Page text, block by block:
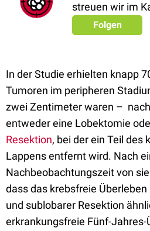
streuen wir im
Folgen
In der Studie erhielten knapp
Tumoren im peripheren
zwei Zentimeter waren –
entweder eine Lobektomie
Resektion, bei der ein Teil des
Lappens entfernt wird. Nach
Nachbeobachtungszeit von
dass das krebsfreie
und sublobarer Resektion
erkrankungsfreie Fünf-Jahres-